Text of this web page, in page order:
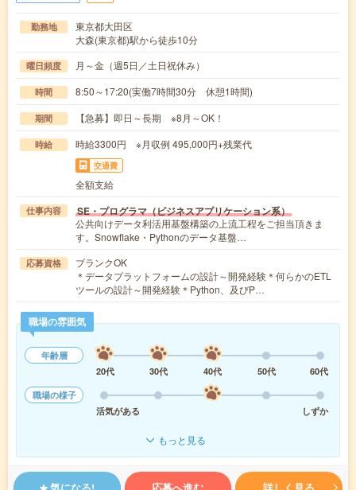
勤務地
東京都大田区
大森(東京都)駅から徒歩10分
曜日頻度 月～金（週5日／土日祝休み）
時間 8:50～17:20(実働7時間30分 休憩1時間)
期間 【急募】即日～長期 ※8月～OK！
時給 時給3300円 ※月収例 495,000円+残業代
交通費
全額支給
仕事内容 SE・プログラマ（ビジネスアプリケーション系）
公共向けデータ利活用基盤構築の上流工程をご担当頂きま
す。Snowflake・Pythonのデータ基盤…
応募資格
ブランクOK
＊データプラットフォームの設計～開発経験＊何らかのETL
ツールの設計～開発経験＊Python、及びP…
職場の雰囲気
年齢層
20代
30代 40代 50代
60代
職場の様子
活気がある
しずか
もっと見る